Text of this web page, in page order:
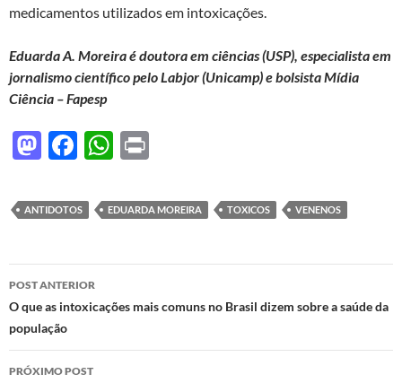
medicamentos utilizados em intoxicações.
Eduarda A. Moreira é doutora em ciências (USP), especialista em
jornalismo científico pelo Labjor (Unicamp) e bolsista Mídia
Ciência – Fapesp
M
to
d
o
n
F
e
b
o
o
k
W
at
s
A
p
nt
ANTIDOTOS EDUARDA MOREIRA TOXICOS VENENOS
Navegação
de
posts
POST ANTERIOR
O que as intoxicações mais comuns no Brasil dizem sobre a saúde da
população
PRÓXIMO POST